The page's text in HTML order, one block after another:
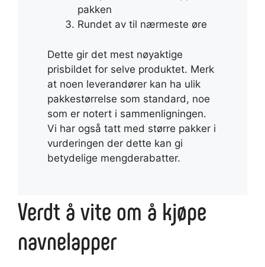
pakken
Rundet av til nærmeste øre
Dette gir det mest nøyaktige
prisbildet for selve produktet. Merk
at noen leverandører kan ha ulik
pakkestørrelse som standard, noe
som er notert i sammenligningen.
Vi har også tatt med større pakker i
vurderingen der dette kan gi
betydelige mengderabatter.
Verdt å vite om å kjøpe
navnelapper